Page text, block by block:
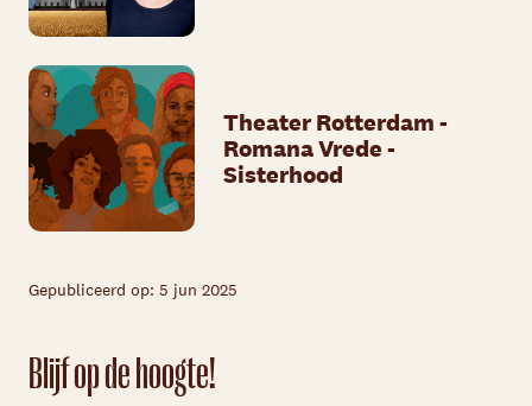
Theater Rotterdam -
Romana Vrede -
Sisterhood
Gepubliceerd op: 5 jun 2025
Blijf op de hoogte!